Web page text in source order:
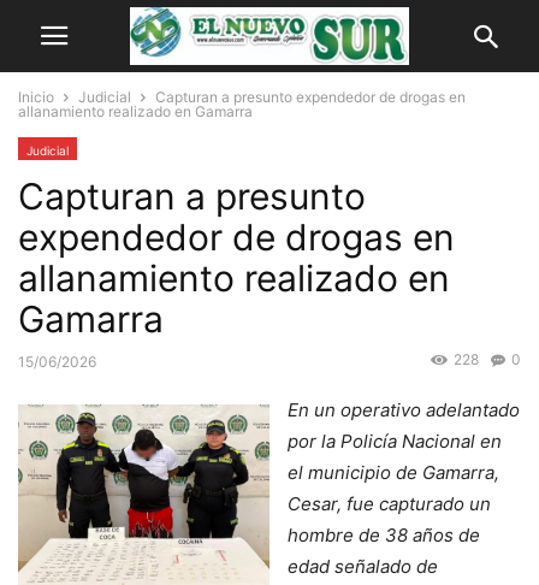
Inicio Judicial
Capturan a presunto expendedor de drogas en
allanamiento realizado en Gamarra
Judicial
Capturan a presunto
expendedor de drogas en
allanamiento realizado en
Gamarra
15/06/2026 0
228
En un operativo adelantado
por la Policía Nacional en
el municipio de Gamarra,
Cesar, fue capturado un
hombre de 38 años de
edad señalado de